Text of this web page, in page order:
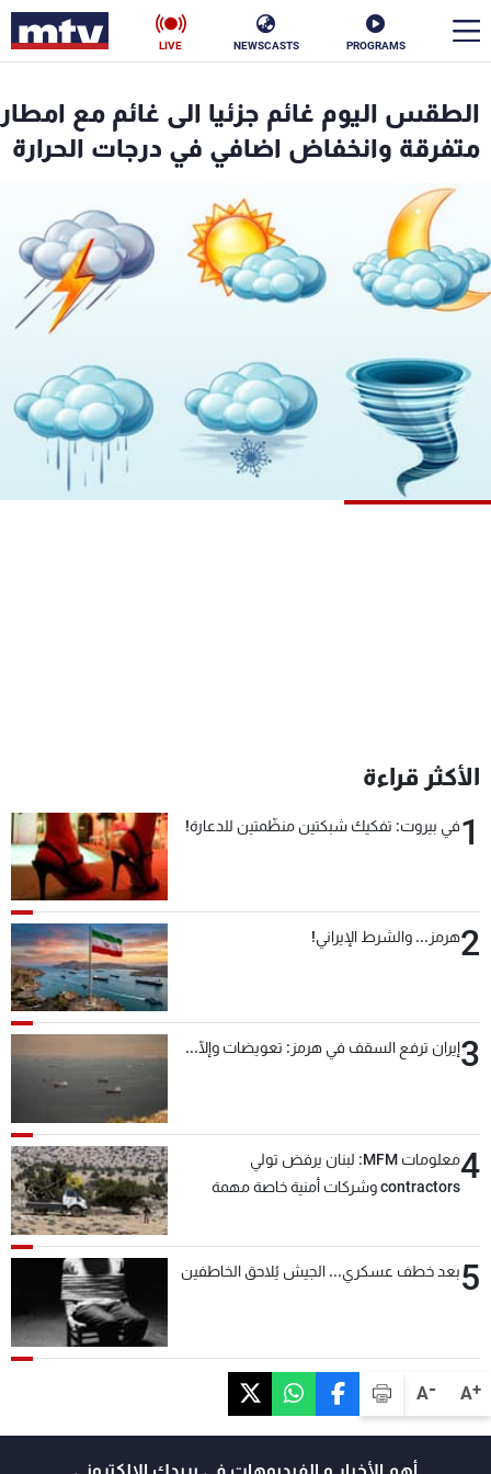
PROGRAMS
NEWSCASTS
LIVE
A+
A-
الطقس اليوم غائم جزئيا الى غائم مع امطار
متفرقة وانخفاض اضافي في درجات الحرارة
الأكثر قراءة
1في بيروت: تفكيك شبكتين منظّمتين للدعارة!
2هرمز... والشرط الإيراني!
3إيران ترفع السقف في هرمز: تعويضات وإلّا...
4
معلومات MFM: لبنان يرفض تولي
contractors وشركات أمنية خاصة مهمة
5بعد خطف عسكري... الجيش يُلاحق الخاطفين
الأخبار
سياسة ناس
إقتصاد فن
منوعات رياضة
كأس العالم
البرامج
جدول البرامج